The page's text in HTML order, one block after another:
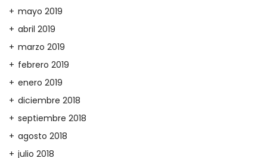
mayo 2019
abril 2019
marzo 2019
febrero 2019
enero 2019
diciembre 2018
septiembre 2018
agosto 2018
julio 2018